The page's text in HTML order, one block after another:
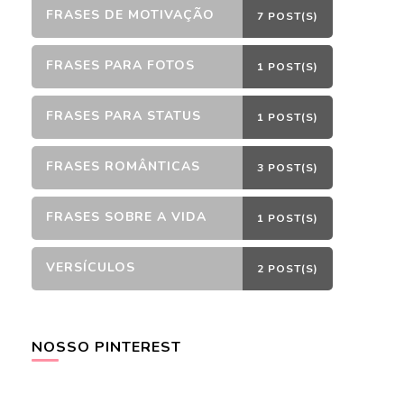
FRASES DE MOTIVAÇÃO 7 POST(S)
FRASES PARA FOTOS 1 POST(S)
FRASES PARA STATUS 1 POST(S)
FRASES ROMÂNTICAS 3 POST(S)
FRASES SOBRE A VIDA 1 POST(S)
VERSÍCULOS 2 POST(S)
NOSSO PINTEREST